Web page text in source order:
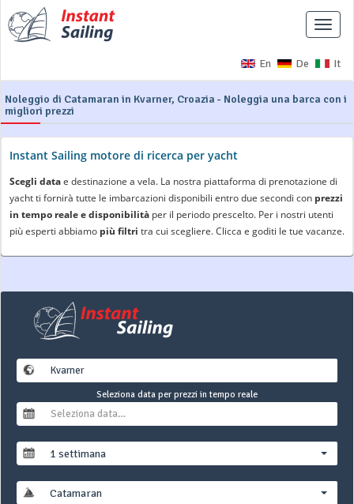
En De It
Noleggio di Catamaran in Kvarner, Croazia - Noleggia una barca con i
migliori prezzi
Instant Sailing motore di ricerca per yacht
Scegli datae destinazione a vela. La nostra piattaforma di prenotazione di
yacht ti fornirà tutte le imbarcazioni disponibili entro due secondi con prezzi
in tempo reale e disponibilità per il periodo prescelto. Per i nostri utenti
più esperti abbiamo più filtri tra cui scegliere. Clicca e goditi le tue vacanze.
Seleziona data per prezzi in tempo reale
1 settimana
Catamaran